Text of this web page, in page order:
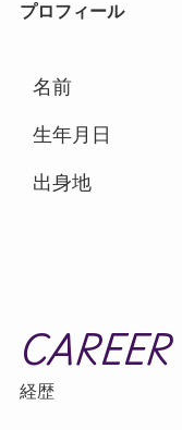
プロフィール
名前
生年月日
出身地
CAREER
経歴